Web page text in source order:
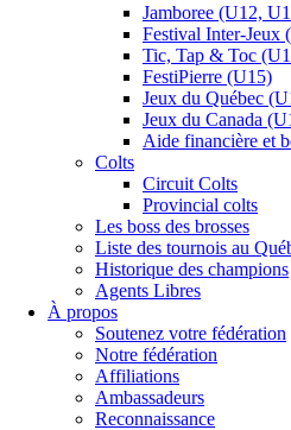
Jamboree (U12,
Festival Inter-Jeux
Tic, Tap & Toc
FestiPierre (U15)
Jeux du Québec
Jeux du Canada
Aide financière et
Colts
Circuit Colts
Provincial colts
Les boss des brosses
Liste des tournois au
Historique des champions
Agents Libres
À propos
Soutenez votre fédération
Notre fédération
Affiliations
Ambassadeurs
Reconnaissance